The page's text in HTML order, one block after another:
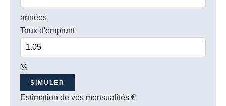
années
Taux d'emprunt
%
SIMULER
Estimation de vos mensualités €